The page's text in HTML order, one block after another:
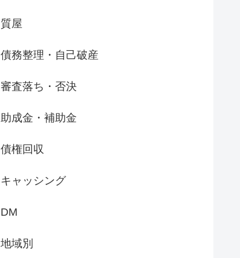
質屋
債務整理・自己破産
審査落ち・否決
助成金・補助金
債権回収
キャッシング
DM
地域別